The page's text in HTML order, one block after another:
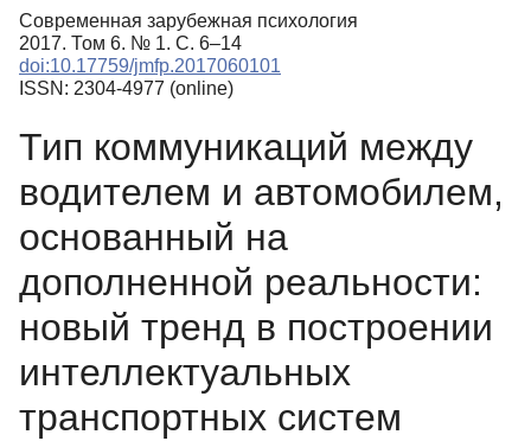
БАЗА ЗНАНИЙ
КЛЮЧЕВЫЕ СЛОВА
Регистрация
Современная зарубежная психология
2017. Том 6. № 1. С. 6–14
doi:10.17759/jmfp.2017060101
ISSN: 2304-4977 (online)
Тип коммуникаций между
водителем и автомобилем,
основанный на
дополненной реальности:
новый тренд в построении
интеллектуальных
транспортных систем